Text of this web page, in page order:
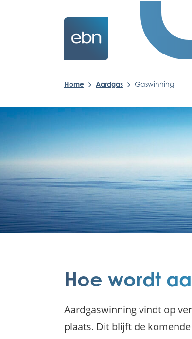
Home Aardgas Gaswinning
Hoe wordt
Aardgaswinning vindt op
plaats. Dit blijft de